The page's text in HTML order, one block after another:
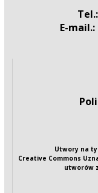
E-
Utwory na
Creative Commons
utworów